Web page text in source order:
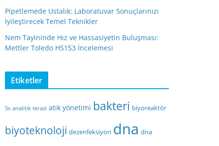
Pipetlemede Ustalık: Laboratuvar Sonuçlarınızı
İyileştirecek Temel Teknikler
Nem Tayininde Hız ve Hassasiyetin Buluşması:
Mettler Toledo HS153 İncelemesi
Etiketler
5s analitik terazi atık yönetimi bakteri biyoreaktör
biyoteknoloji dezenfeksiyon dna dna